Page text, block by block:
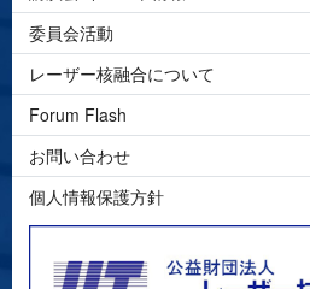
委員会活動
レーザー核融合について
Forum Flash
お問い合わせ
個人情報保護方針